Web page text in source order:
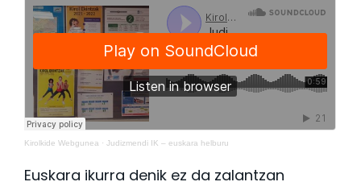
Kirolkide Webgunea ·Judizmendi IK – euskara helburu
Euskara ikurra denik ez da zalantzan